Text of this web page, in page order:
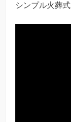
シンプル火葬式